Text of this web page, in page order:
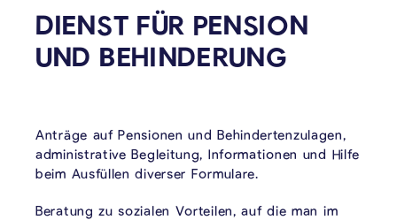
DIENST FÜR PENSION
UND BEHINDERUNG
Anträge auf Pensionen und Behindertenzulagen,
administrative Begleitung, Informationen und Hilfe
beim Ausfüllen diverser Formulare.
Beratung zu sozialen Vorteilen, auf die man im